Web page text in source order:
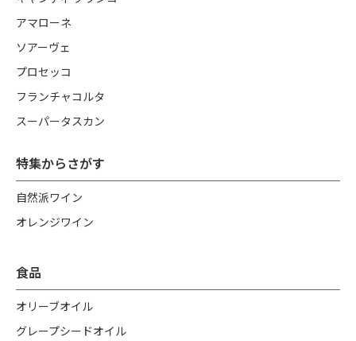
アマローネ
ソアーヴェ
プロセッコ
フランチャコルタ
スーパータスカン
特集からさがす
自然派ワイン
オレンジワイン
食品
オリーブオイル
グレープシードオイル